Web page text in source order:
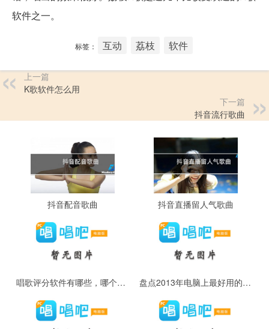
软件之一。
标签： 互动 荔枝 软件
上一篇
K歌软件怎么用
下一篇
抖音流行歌曲
抖音配音歌曲 抖音直播留人气歌曲
唱歌评分软件有哪些，哪个最好用 盘点2013年电脑上最好用的唱歌软件